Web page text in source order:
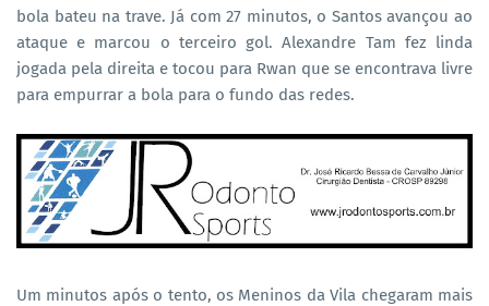
bola bateu na trave. Já com 27 minutos, o Santos avançou ao
ataque e marcou o terceiro gol. Alexandre Tam fez linda
jogada pela direita e tocou para Rwan que se encontrava livre
para empurrar a bola para o fundo das redes.
Um minutos após o tento, os Meninos da Vila chegaram mais